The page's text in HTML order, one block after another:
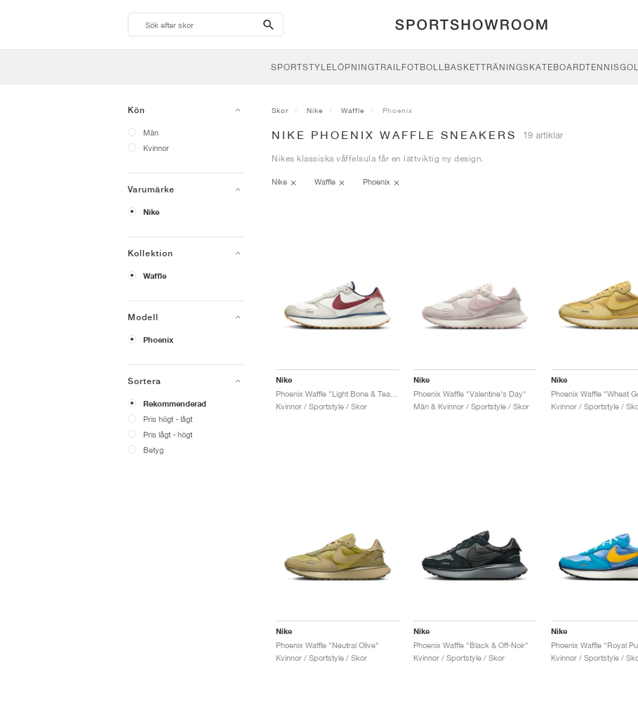
search-
btn
SPORTSTYLELÖPNINGTRAILFOTBOLLBASKETTRÄNINGSKATEBOARDTENNIS
Kön
Män
Kvinnor
Varumärke
Nike
Kollektion
Waffle
Modell
Phoenix
Sortera
Rekommenderad
Pris högt - lågt
Pris lågt - högt
Betyg
Skor Nike Waffle Phoenix
NIKE PHOENIX WAFFLE SNEAKERS 19 artiklar
Nikes klassiska våffelsula får en lättviktig ny design.
Nike Waffle Phoenix
Nike
Kvinnor / Sportstyle / Skor
Nike
Phoenix Waffle "Valentine's Day"
Män & Kvinnor / Sportstyle / Skor
Nike
Phoenix Waffle "Wheat
Kvinnor / Sportstyle /
Nike
Phoenix Waffle "Neutral Olive"
Kvinnor / Sportstyle / Skor
Nike
Phoenix Waffle "Black & Off-Noir"
Kvinnor / Sportstyle / Skor
Nike
Kvinnor / Sportstyle /